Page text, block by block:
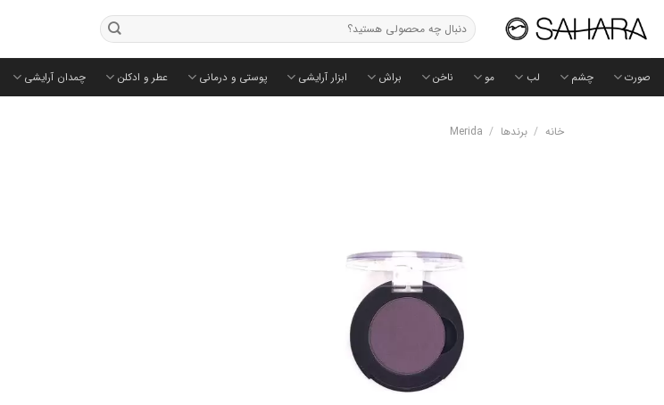
جستجو
برای:
صورت چشم لب مو ناخن براش ابزار آرایشی پوستی و درمانی عطر و ادکلن چمدان آرایشی
خانه / برندها /
Merida